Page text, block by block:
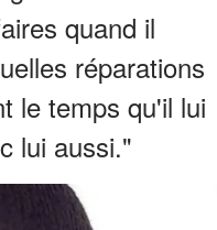
quand il
réparations
le temps qu'il lui
lui aussi."